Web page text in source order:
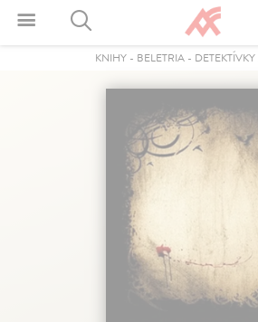
KNIHY - BELETRIA -